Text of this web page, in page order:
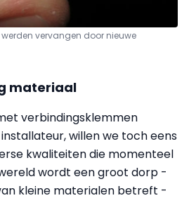
vervangen door nieuwe
materiaal
verbindingsklemmen
willen we toch eens
kwaliteiten die momenteel
wordt een groot dorp -
kleine materialen betreft -